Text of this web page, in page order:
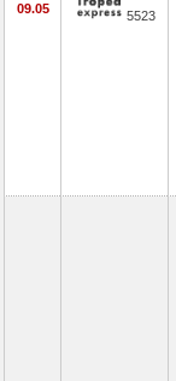
09.05 5523